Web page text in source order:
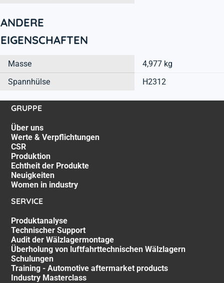
ANDERE
EIGENSCHAFTEN
Masse
4,977 kg
Spannhülse
H2312
GRUPPE
Über uns
Werte & Verpflichtungen
CSR
Produktion
Echtheit der Produkte
Neuigkeiten
Women in industry
SERVICE
Produktanalyse
Technischer Support
Audit der Wälzlagermontage
Überholung von luftfahrttechnischen Wälzlagern
Schulungen
Training - Automotive aftermarket products
Industry Masterclass